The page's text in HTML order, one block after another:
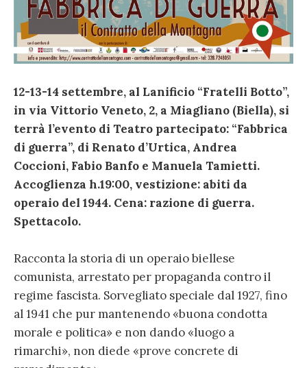
12-13-14 settembre, al Lanificio “Fratelli Botto”,
in via Vittorio Veneto, 2, a Miagliano (Biella), si
terrà l’evento di Teatro partecipato: “Fabbrica
di guerra”, di Renato d’Urtica, Andrea
Coccioni, Fabio Banfo e Manuela Tamietti.
Accoglienza h.19:00, vestizione: abiti da
operaio del 1944. Cena: razione di guerra.
Spettacolo.
Racconta la storia di un operaio biellese
comunista, arrestato per propaganda contro il
regime fascista. Sorvegliato speciale dal 1927, fino
al 1941 che pur mantenendo «buona condotta
morale e politica» e non dando «luogo a
rimarchi», non diede «prove concrete di